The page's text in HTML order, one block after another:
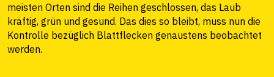
meisten Orten sind die Reihen geschlossen, das Laub
kräftig, grün und gesund. Das dies so bleibt, muss nun die
Kontrolle bezüglich Blattflecken genaustens beobachtet
werden.